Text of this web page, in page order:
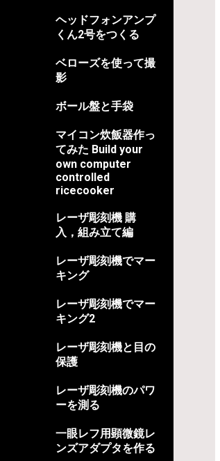
ヘッドフォンアンプ
くん2号をつくる
ベローズを使って撮
影
ボール盤と手袋
マイコン炊飯器作っ
てみた Build your
own computer
controlled
ricecooker
レーザ彫刻機 購
入，組み立て編
レーザ彫刻機でマー
キング
レーザ彫刻機でマー
キング2
レーザ彫刻機と目の
保護
レーザ彫刻機のパワ
ーを測る
一眼レフ用顕微鏡レ
ンズアダプタを作る